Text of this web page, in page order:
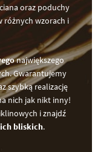
oraz poduchy
różnych wzorach i
największego
Gwarantujemy
szybką realizację
nich jak nikt inny!
i znajdź
bliskich.